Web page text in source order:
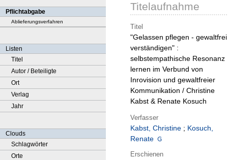
Pflichtabgabe
Ablieferungsverfahren
Listen
Titel
Autor / Beteiligte
Ort
Verlag
Jahr
Clouds
Schlagwörter
Orte
Titelaufnahme
Titel
"Gelassen pflegen - gewaltfrei
verständigen" :
selbstempathische Resonanz
lernen im Verbund von
Inrovision und gewaltfreier
Kommunikation / Christine
Kabst & Renate Kosuch
Verfasser
Kabst, Christine ; Kosuch,
Renate
Erschienen